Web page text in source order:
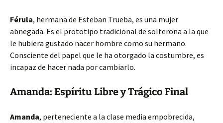
Férula, hermana de Esteban Trueba, es una mujer
abnegada. Es el prototipo tradicional de solterona a la que
le hubiera gustado nacer hombre como su hermano.
Consciente del papel que le ha otorgado la costumbre, es
incapaz de hacer nada por cambiarlo.
Amanda: Espíritu Libre y Trágico Final
Amanda, perteneciente a la clase media empobrecida,